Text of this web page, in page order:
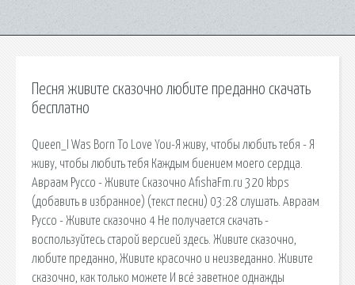
Песня живите сказочно любите преданно скачать
бесплатно
Queen_I Was Born To Love You-Я живу, чтобы любить тебя - Я
живу, чтобы любить тебя Каждым биением моего сердца.
Авраам Руссо - Живите Сказочно AfishaFm.ru 320 kbps
(добавить в избранное) (текст песни) 03:28 слушать. Авраам
Руссо - Живите сказочно 4 Не получается скачать -
воспользуйтесь старой версией здесь. Живите сказочно,
любите преданно, Живите красочно и неизведанно. Живите
сказочно, как только можете И всё заветное однажды